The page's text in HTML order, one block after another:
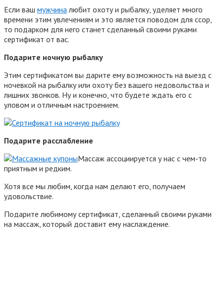
Если ваш мужчиналюбит охоту и рыбалку, уделяет много
времени этим увлечениям и это является поводом для ссор,
то подарком для него станет сделанный своими руками
сертификат от вас.
Подарите ночную рыбалку
Этим сертификатом вы дарите ему возможность на выезд с
ночевкой на рыбалку или охоту без вашего недовольства и
лишних звонков. Ну и конечно, что будете ждать его с
уловом и отличным настроением.
Подарите расслабление
Массаж ассоциируется у нас с чем-то
приятным и редким.
Хотя все мы любим, когда нам делают его, получаем
удовольствие.
Подарите любимому сертификат, сделанный своими руками
на массаж, который доставит ему наслаждение.